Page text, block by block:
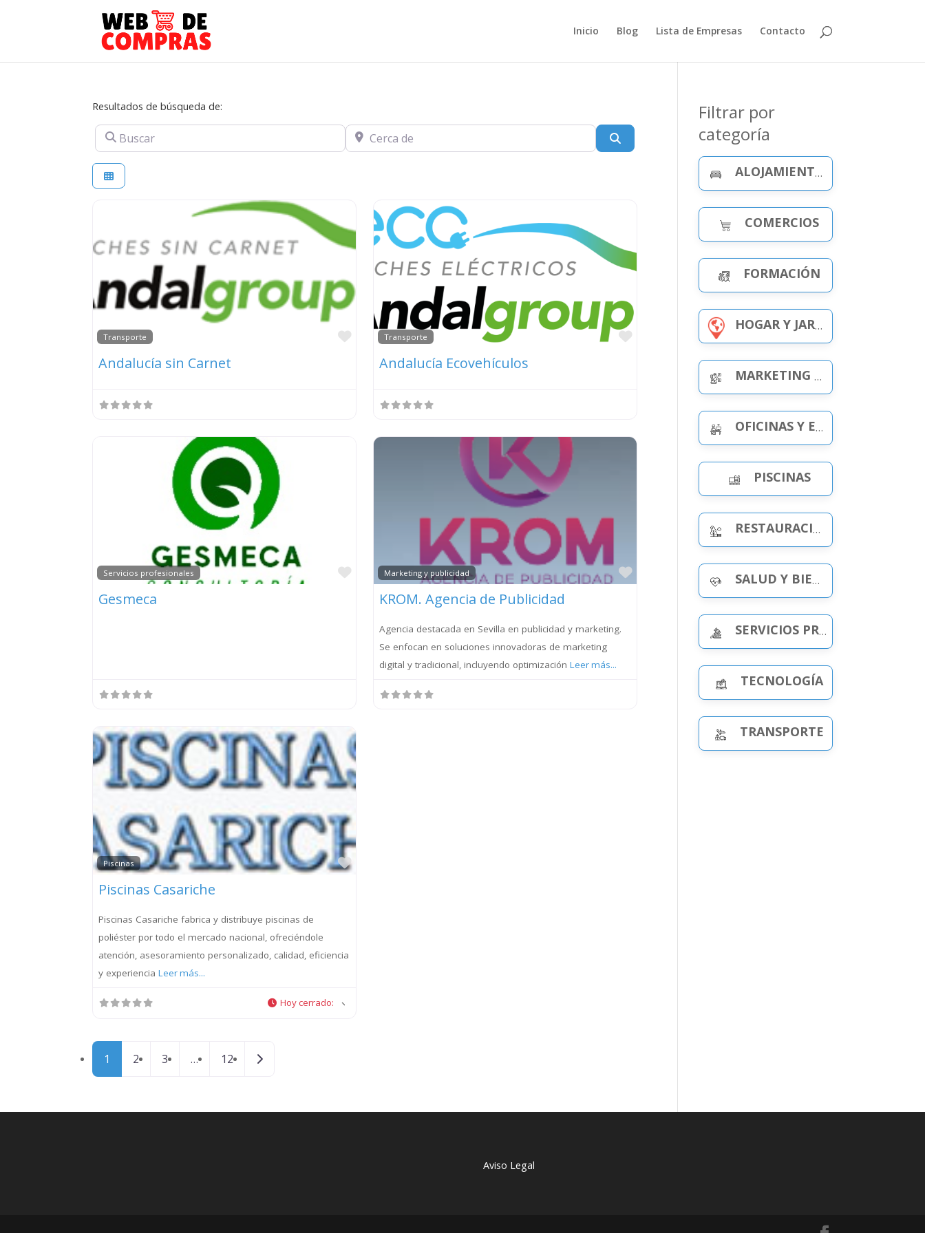
Inicio Blog Lista de Empresas Contacto
Resultados de búsqueda de:
Buscar Cerca de
Transporte
Favorito
Andalucía sin Carnet
Transporte
Andalucía Ecovehículos
Servicios profesionales
Favorito
Gesmeca
Marketing y publicidad
Favorito
KROM. Agencia de Publicidad
Agencia destacada en Sevilla en publicidad y marketing.
Se enfocan en soluciones innovadoras de marketing
digital y tradicional, incluyendo optimizaciónLeer más...
Piscinas
Favorito
Piscinas Casariche
Piscinas Casariche fabrica y distribuye piscinas de
poliéster por todo el mercado nacional, ofreciéndole
atención, asesoramiento personalizado, calidad, eficiencia
y experienciaLeer más...
Hoy cerrado:
Posts navigation
1 2 3 … 12 Entradas anteriores
Filtrar por
categoría
ALOJAMIENTO Y CELEBRACIONES
COMERCIOS
FORMACIÓN
HOGAR Y JARDÍN
MARKETING Y PUBLICIDAD
OFICINAS Y ESPACIOS DE TRABAJO
PISCINAS
RESTAURACIÓN Y OCIO
SALUD Y BIENESTAR
SERVICIOS PROFESIONALES
TECNOLOGÍA
TRANSPORTE
Aviso Legal